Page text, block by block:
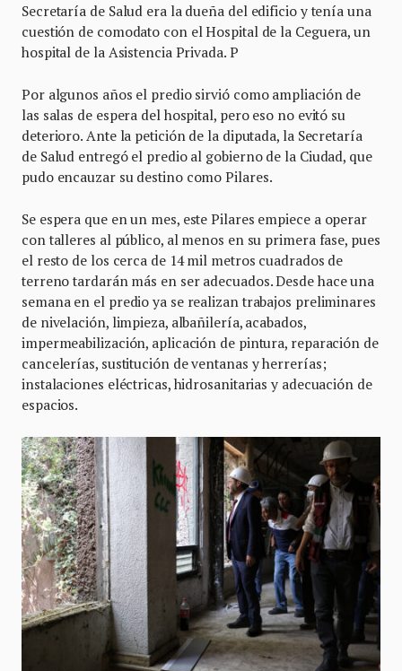
Secretaría de Salud era la dueña del edificio y tenía una
cuestión de comodato con el Hospital de la Ceguera, un
hospital de la Asistencia Privada. P
Por algunos años el predio sirvió como ampliación de
las salas de espera del hospital, pero eso no evitó su
deterioro. Ante la petición de la diputada, la Secretaría
de Salud entregó el predio al gobierno de la Ciudad, que
pudo encauzar su destino como Pilares.
Se espera que en un mes, este Pilares empiece a operar
con talleres al público, al menos en su primera fase, pues
el resto de los cerca de 14 mil metros cuadrados de
terreno tardarán más en ser adecuados. Desde hace una
semana en el predio ya se realizan trabajos preliminares
de nivelación, limpieza, albañilería, acabados,
impermeabilización, aplicación de pintura, reparación de
cancelerías, sustitución de ventanas y herrerías;
instalaciones eléctricas, hidrosanitarias y adecuación de
espacios.